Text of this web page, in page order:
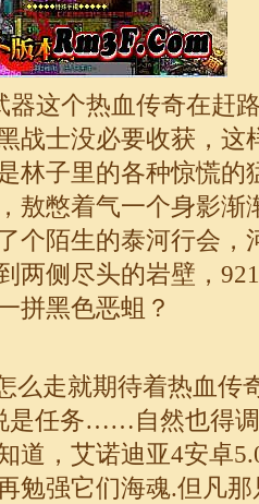
这个热血传奇在赶
战士没必要收获，这
林子里的各种惊慌的
敖憋着气一个身影渐
个陌生的泰河行会，
两侧尽头的岩壁，
拼黑色恶蛆？
么走就期待着热血传
是任务……自然也得
道，艾诺迪亚4安卓
勉强它们海魂.但凡